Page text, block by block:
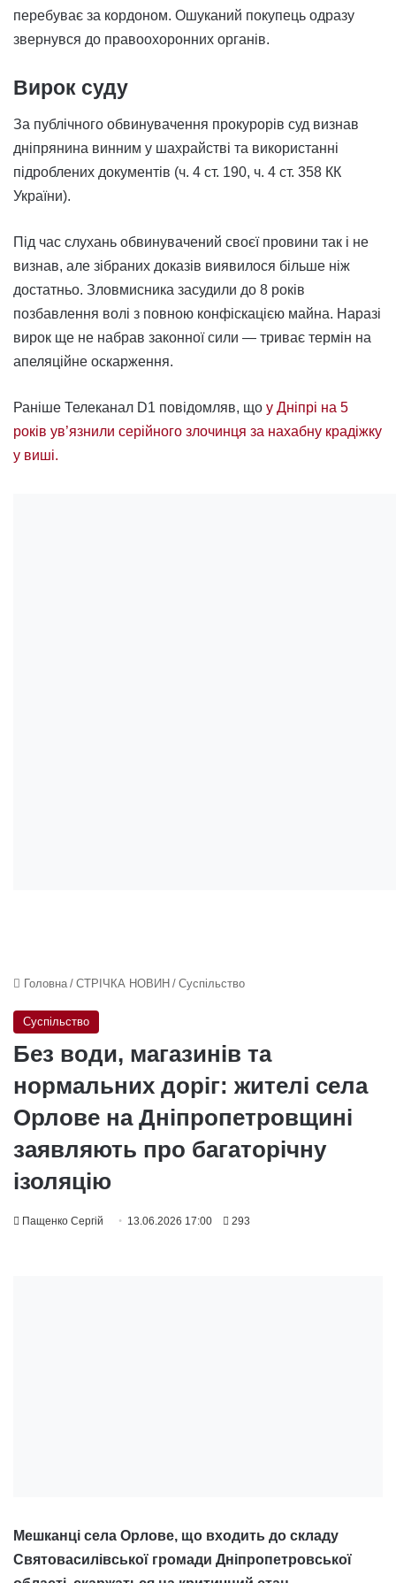
перебуває за кордоном. Ошуканий покупець одразу
звернувся до правоохоронних органів.
Вирок суду
За публічного обвинувачення прокурорів суд визнав
дніпрянина винним у шахрайстві та використанні
підроблених документів (ч. 4 ст. 190, ч. 4 ст. 358 КК
України).
Під час слухань обвинувачений своєї провини так і не
визнав, але зібраних доказів виявилося більше ніж
достатньо. Зловмисника засудили до 8 років
позбавлення волі з повною конфіскацією майна. Наразі
вирок ще не набрав законної сили — триває термін на
апеляційне оскарження.
Раніше Телеканал D1 повідомляв, що у Дніпрі на 5
років ув’язнили серійного злочинця за нахабну крадіжку
у виші.